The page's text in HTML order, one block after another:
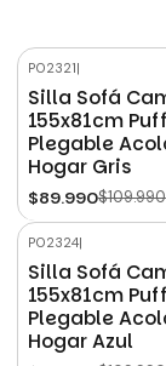
P02321|
Silla Sofá
155x81cm Puff
Plegable
Hogar Gris
$89.990$109.990
P02324|
Silla Sofá
155x81cm Puff
Plegable
Hogar Azul